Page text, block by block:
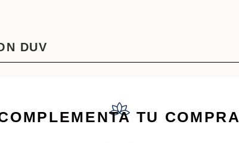
DUV
TU COMPRA